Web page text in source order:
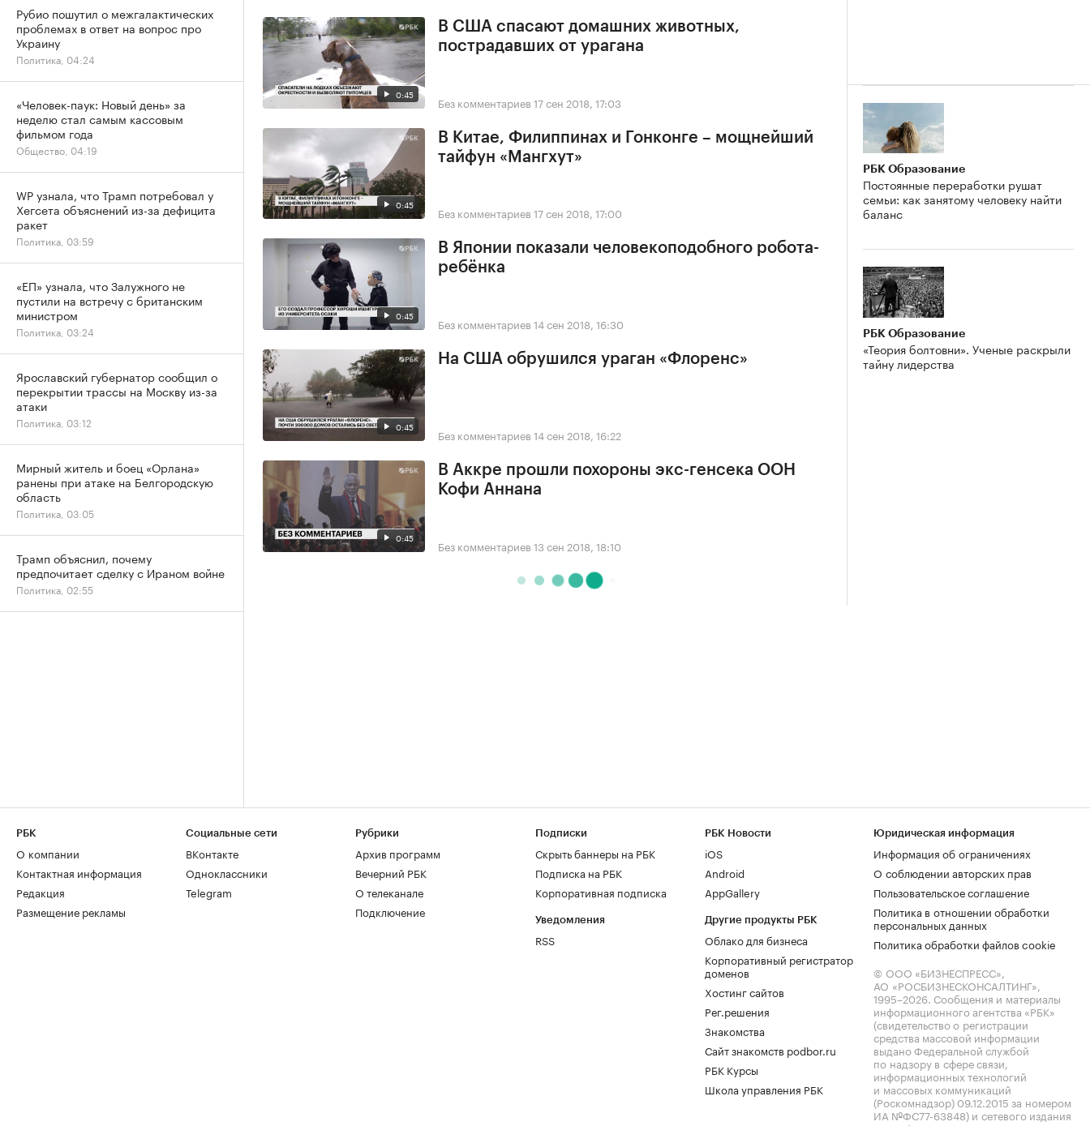
0:45
В США спасают домашних животных,
пострадавших от урагана
Без комментариев 17 сен 2018, 17:03
0:45
В Китае, Филиппинах и Гонконге – мощнейший
тайфун «Мангхут»
Без комментариев 17 сен 2018, 17:00
0:45
В Японии показали человекоподобного робота-
ребёнка
Без комментариев 14 сен 2018, 16:30
0:45
На США обрушился ураган «Флоренс»
Без комментариев 14 сен 2018, 16:22
0:45
В Аккре прошли похороны экс-генсека ООН
Кофи Аннана
Без комментариев 13 сен 2018, 18:10
РБК Образование
Постоянные переработки рушат
семьи: как занятому человеку найти
баланс
РБК Образование
«Теория болтовни». Ученые раскрыли
тайну лидерства
Рубио пошутил о межгалактических
проблемах в ответ на вопрос про
Украину
Политика, 04:24
«Человек-паук: Новый день» за
неделю стал самым кассовым
фильмом года
Общество, 04:19
WP узнала, что Трамп потребовал у
Хегсета объяснений из-за дефицита
ракет
Политика, 03:59
«ЕП» узнала, что Залужного не
пустили на встречу с британским
министром
Политика, 03:24
Ярославский губернатор сообщил о
перекрытии трассы на Москву из-за
атаки
Политика, 03:12
Мирный житель и боец «Орлана»
ранены при атаке на Белгородскую
область
Политика, 03:05
Трамп объяснил, почему
предпочитает сделку с Ираном войне
Политика, 02:55
РБК
О компании
Контактная информация
Редакция
Размещение рекламы
Социальные сети
ВКонтакте
Одноклассники
Telegram
Рубрики
Архив программ
Вечерний РБК
О телеканале
Подключение
Подписки
Скрыть баннеры на РБК
Подписка на РБК
Корпоративная подписка
Уведомления
RSS
РБК Новости
iOS
Android
AppGallery
Другие продукты РБК
Облако для бизнеса
Корпоративный регистратор
доменов
Хостинг сайтов
Рег.решения
Знакомства
Сайт знакомств podbor.ru
РБК Курсы
Школа управления РБК
Юридическая информация
Информация об ограничениях
О соблюдении авторских прав
Пользовательское соглашение
Политика в отношении обработки
персональных данных
Политика обработки файлов cookie
© ООО «БИЗНЕСПРЕСС»,
АО «РОСБИЗНЕСКОНСАЛТИНГ»,
1995–2026. Сообщения и материалы
информационного агентства «РБК»
(свидетельство о регистрации
средства массовой информации
выдано Федеральной службой
по надзору в сфере связи,
информационных технологий
и массовых коммуникаций
(Роскомнадзор) 09.12.2015 за номером
ИА №ФС77-63848) и сетевого издания